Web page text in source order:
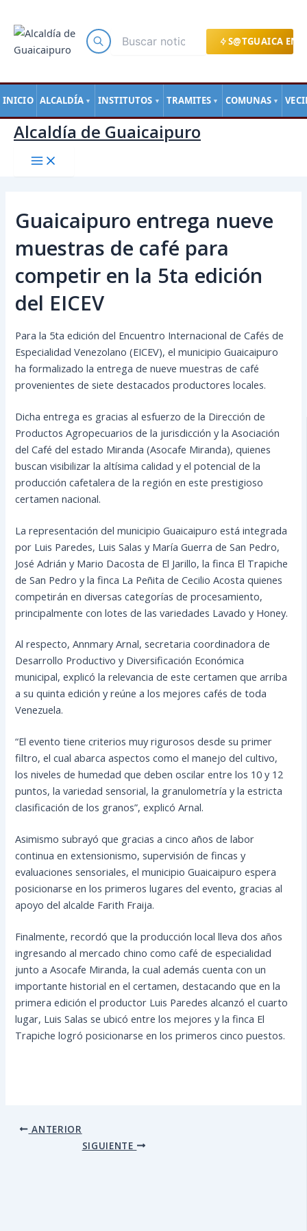
S@TGUAICA EN
INICIO ALCALDÍA ▼ INSTITUTOS ▼ TRAMITES ▼ COMUNAS ▼
contenido
Alcaldía de Guaicaipuro
Guaicaipuro entrega nueve
muestras de café para
competir en la 5ta edición
del EICEV
Para la 5ta edición del Encuentro Internacional de Cafés de
Especialidad Venezolano (EICEV), el municipio Guaicaipuro
ha formalizado la entrega de nueve muestras de café
provenientes de siete destacados productores locales.
Dicha entrega es gracias al esfuerzo de la Dirección de
Productos Agropecuarios de la jurisdicción y la Asociación
del Café del estado Miranda (Asocafe Miranda), quienes
buscan visibilizar la altísima calidad y el potencial de la
producción cafetalera de la región en este prestigioso
certamen nacional.
La representación del municipio Guaicaipuro está integrada
por Luis Paredes, Luis Salas y María Guerra de San Pedro,
José Adrián y Mario Dacosta de El Jarillo, la finca El Trapiche
de San Pedro y la finca La Peñita de Cecilio Acosta quienes
competirán en diversas categorías de procesamiento,
principalmente con lotes de las variedades Lavado y Honey.
Al respecto, Annmary Arnal, secretaria coordinadora de
Desarrollo Productivo y Diversificación Económica
municipal, explicó la relevancia de este certamen que arriba
a su quinta edición y reúne a los mejores cafés de toda
Venezuela.
“El evento tiene criterios muy rigurosos desde su primer
filtro, el cual abarca aspectos como el manejo del cultivo,
los niveles de humedad que deben oscilar entre los 10 y 12
puntos, la variedad sensorial, la granulometría y la estricta
clasificación de los granos”, explicó Arnal.
Asimismo subrayó que gracias a cinco años de labor
continua en extensionismo, supervisión de fincas y
evaluaciones sensoriales, el municipio Guaicaipuro espera
posicionarse en los primeros lugares del evento, gracias al
apoyo del alcalde Farith Fraija.
Finalmente, recordó que la producción local lleva dos años
ingresando al mercado chino como café de especialidad
junto a Asocafe Miranda, la cual además cuenta con un
importante historial en el certamen, destacando que en la
primera edición el productor Luis Paredes alcanzó el cuarto
lugar, Luis Salas se ubicó entre los mejores y la finca El
Trapiche logró posicionarse en los primeros cinco puestos.
de
entradas
ANTERIOR
SIGUIENTE